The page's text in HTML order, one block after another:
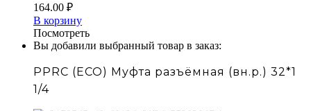
164.00 ₽
В корзину
Посмотреть
Вы добавили выбранный товар в заказ:
PPRC (ECO) Муфта разъёмная (вн.р.) 32*1
1/4